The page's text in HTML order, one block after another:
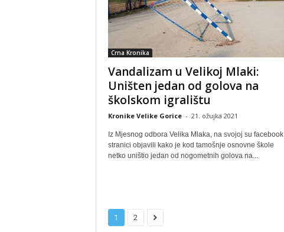
Crna Kronika
Vandalizam u Velikoj Mlaki:
Uništen jedan od golova na
školskom igralištu
Kronike Velike Gorice - 21. ožujka 2021
Iz Mjesnog odbora Velika Mlaka, na svojoj su facebook
stranici objavili kako je kod tamošnje osnovne škole
netko uništio jedan od nogometnih golova na...
1 2